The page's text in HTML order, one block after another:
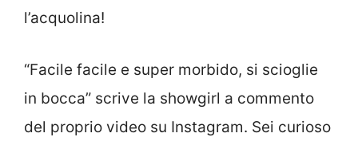
l’acquolina!
“Facile facile e super morbido, si scioglie
in bocca” scrive la showgirl a commento
del proprio video su Instagram. Sei curioso